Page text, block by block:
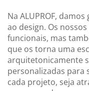
Na ALUPROF,
ao design. Os
funcionais, mas
que os torna uma
arquitetonicamente
personalizadas para
cada projeto, seja